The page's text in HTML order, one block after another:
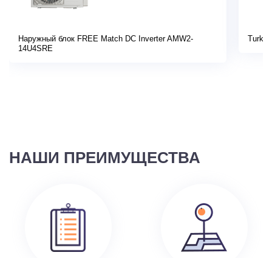
Наружный блок FREE Match DC Inverter AMW2-
14U4SRE
НАШИ ПРЕИМУЩЕСТВА